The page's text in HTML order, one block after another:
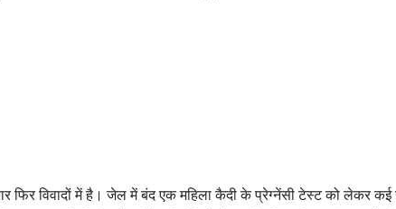
फिर विवादों में है। जेल में बंद एक महिला कैदी के प्रेग्नेंसी टेस्ट को लेकर